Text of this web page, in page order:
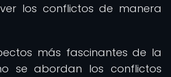
los conflictos de manera
más fascinantes de la
se abordan los conflictos